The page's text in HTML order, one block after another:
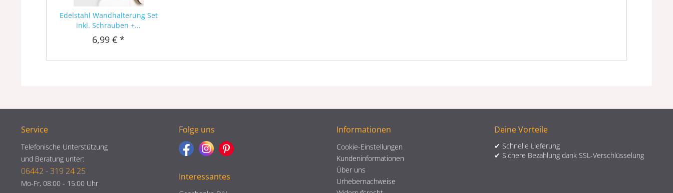
Edelstahl Wandhalterung Set
inkl. Schrauben +...
6,99 € *
Service
Telefonische Unterstützung
und Beratung unter:
06442 - 319 24 25
Mo-Fr, 08:00 - 15:00 Uhr
Folge uns
Interessantes
Informationen
Cookie-Einstellungen
Kundeninformationen
Über uns
Urhebernachweise
Deine Vorteile
✔ Schnelle Lieferung
✔ Sichere Bezahlung dank SSL-Verschlüsselung